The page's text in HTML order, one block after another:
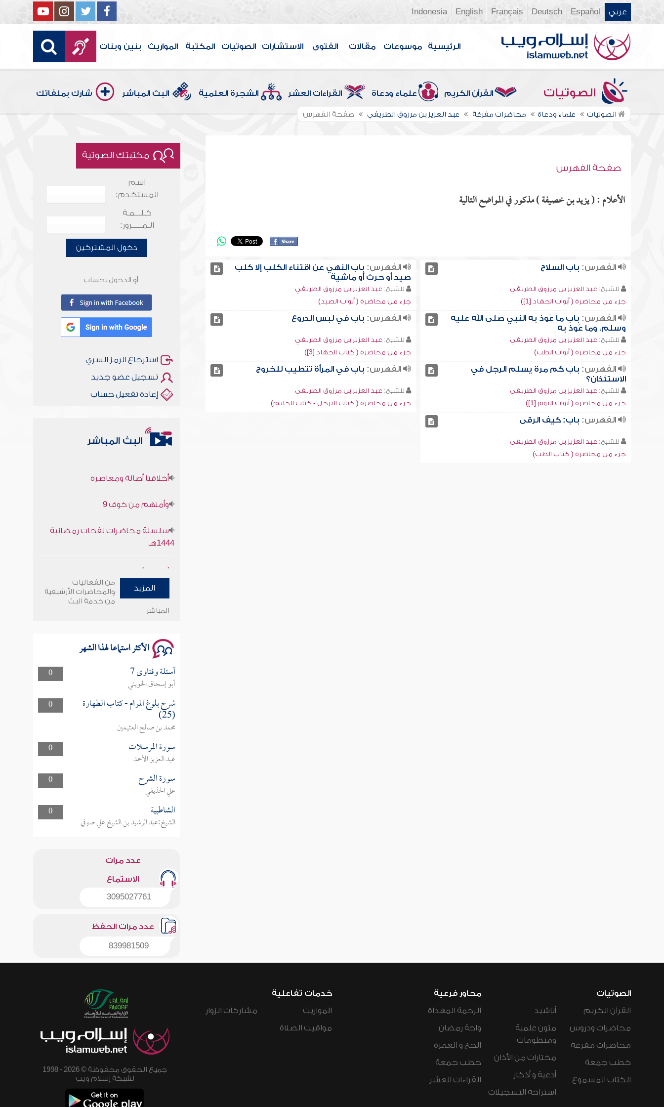
عربي Español
Deutsch
Français
English
Indonesia
الرئيسية موسوعات مقالات الفتوى الاستشارات الصوتيات المكتبة المواريث بنين وبنات
الصوتيات القرآن الكريم علماء ودعاة القراءات العشر الشجرة العلمية البث المباشر شارك بملفاتك
الصوتيات علماء ودعاة محاضرات مفرغة عبد العزيز بن مرزوق الطريفي صفحة الفهرس
صفحة الفهرس
الأعلام : ( يزيد بن خصيفة ) مذكور في المواضع التالية
الفهرس: باب السلاح
للشيخ: عبد العزيز بن مرزوق الطريفي
جزء من محاضرة ( أبواب الجهاد [1])
الفهرس: باب النهي عن اقتناء الكلب إلا كلب
صيد أو حرث أو ماشية
للشيخ: عبد العزيز بن مرزوق الطريفي
جزء من محاضرة ( أبواب الصيد)
الفهرس: باب ما عَوذ به النبي صلى الله عليه
وسلم، وما عُوذ به
للشيخ: عبد العزيز بن مرزوق الطريفي
جزء من محاضرة ( أبواب الطب)
الفهرس: باب في لبس الدروع
للشيخ: عبد العزيز بن مرزوق الطريفي
جزء من محاضرة ( كتاب الجهاد [3])
الفهرس: ‏باب كم مرة يسلم الرجل في
الاستئذان؟
للشيخ: عبد العزيز بن مرزوق الطريفي
جزء من محاضرة ( أبواب النوم [1])
الفهرس: باب في المرأة تتطيب للخروج
للشيخ: عبد العزيز بن مرزوق الطريفي
جزء من محاضرة ( كتاب الترجل - كتاب الخاتم)
الفهرس: باب: كيف الرقى
للشيخ: عبد العزيز بن مرزوق الطريفي
جزء من محاضرة ( كتاب الطب)
مكتبتك الصوتية
اسم
المستخدم:
كـلـــمـة
الـمـــــرور:
دخول المشتركين
أو الدخول بحساب
استرجاع الرمز السري
تسجيل عضو جديد
إعادة تفعيل حساب
البث المباشر
1444هـ
وأمنهم من خوف 9
سلسلة محاضرات نفحات رمضانية
المزيد
من الفعاليات
والمحاضرات الأرشيفية
من خدمة البث
المباشر
الأكثر استماعا لهذا الشهر
0 أسئلة وفتاوى 7
أبو إسحاق الحويني
0
شرح بلوغ المرام - كتاب الطهارة
(25)
محمد بن صالح العثيمين
0
سورة المرسلات
عبد العزيز الأحمد
0
سورة الشرح
علي الحذيفي
0
الشاطبية
الشيخ:عبد الرشيد بن الشيخ علي صوفي
عدد مرات
الاستماع
3095027761
عدد مرات الحفظ
839981509
الصوتيات
القرآن الكريم
محاضرات ودروس
محاضرات مفرغة
خطب جمعة
الكتاب المسموع
أناشيد
متون علمية
ومنظومات
مختارات من الأذان
أدعية و أذكار
استراحة التسجيلات
محاور فرعية
الرحمة المهداة
واحة رمضان
الحج و العمرة
خطب جمعة
القراءات العشر
خدمات تفاعلية
المواريث
مواقيت الصلاة
مشاركات الزوار
جميع الحقوق محفوظة © 2026 - 1998
لشبكة إسلام ويب